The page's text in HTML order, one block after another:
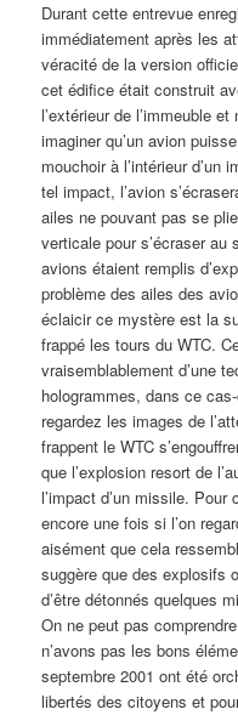
Durant cette entrevue
immédiatement après les
véracité de la version
cet édifice était construit
l’extérieur de l’immeuble
imaginer qu’un avion
mouchoir à l’intérieur d’un
tel impact, l’avion
ailes ne pouvant pas se
verticale pour s’écraser au
avions étaient remplis
problème des ailes des
éclaicir ce mystère est la
frappé les tours du WTC.
vraisemblablement d’une
hologrammes, dans ce
regardez les images de
frappent le WTC
que l’explosion resort de
l’impact d’un missile. Pour
encore une fois si l’on
aisément que cela
suggère que des explosifs
d’être détonnés quelques
On ne peut pas
n’avons pas les bons
septembre 2001 ont été
libertés des citoyens et